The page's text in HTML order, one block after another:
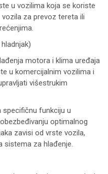
u vozilima koja se koriste
za prevoz tereta ili
motora i klima uređaja
u komercijalnim vozilima i
višestrukim
specifičnu funkciju u
optimalnog
zavisi od vrste vozila,
sistema za hlađenje.